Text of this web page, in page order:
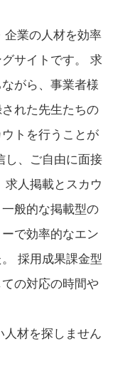
企業の人材を効率
サイトです。 求
がら、事業者様
れた先生たちの
トを行うことが
し、ご自由に面接
求人掲載とスカウ
般的な掲載型の
で効率的なエン
採用成果課金型
の対応の時間や
人材を探しません